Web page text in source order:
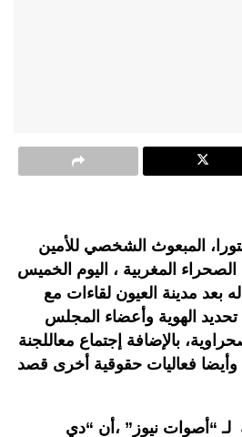
المبعوث الشخصي للأمين
الصحراء المغربية ، اليوم الخميس
له بعد مدينة العيون لقاءات مع
تحديد الهوية وأعضاء المجلس
بالإضافة إجتماع معاللجنة
وأيضا فعاليات حقوقية أخرى قصد
لـ“ أصوات نيوز ” ،أن “دي